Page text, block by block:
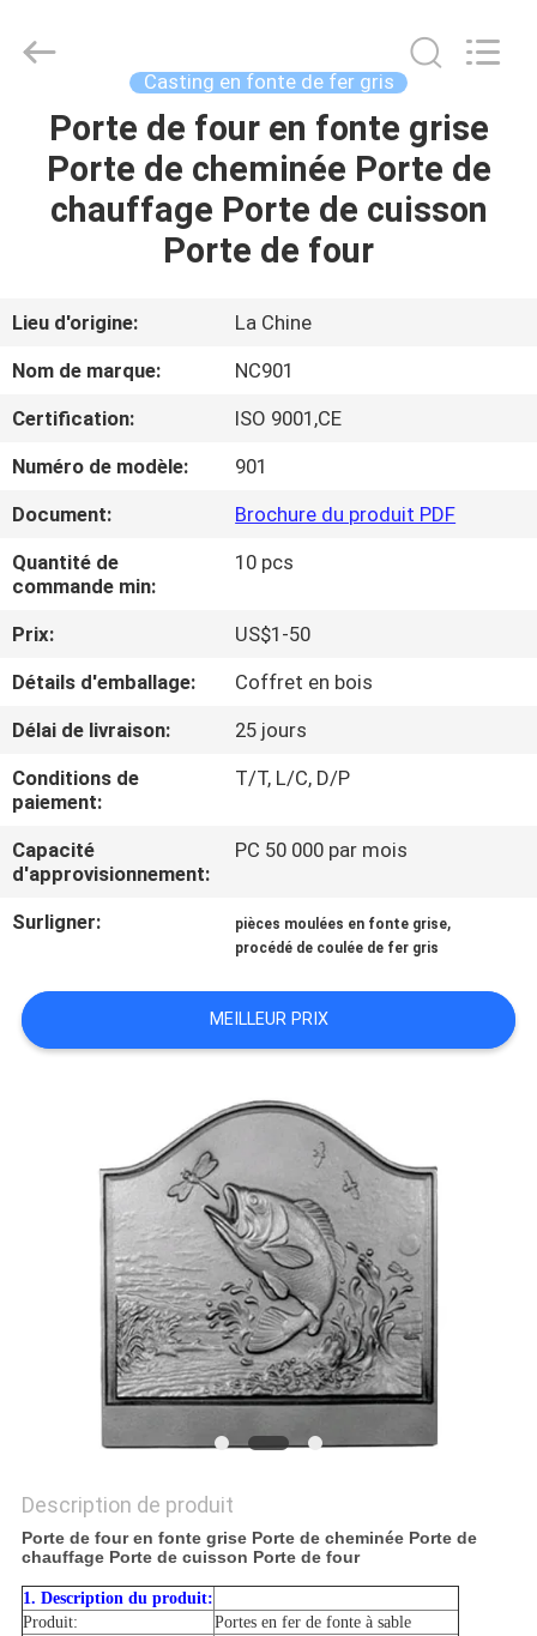
MAISON
VIDÉOS
À
PROPOS
DE
NOUS
VISITE
DE
L'USINE
CONTRÔLE
DE
LA
QUALITÉ
NOUS
CONTACTER
DEMANDEZ
UN DEVIS
DE
CONFIDENTIALITÉ
Sunrise
Foundry
Casting en fonte de fer gris
Porte de four en fonte grise
Porte de cheminée Porte de
chauffage Porte de cuisson
Porte de four
Lieu d'origine:
La Chine
Nom de marque:
NC901
Certification:
ISO 9001,CE
Numéro de modèle:
901
Document:
Brochure du produit PDF
Quantité de
commande min:
10 pcs
Prix:
US$1-50
Détails d'emballage:
Coffret en bois
Délai de livraison:
25 jours
Conditions de
paiement:
T/T, L/C, D/P
Capacité
d'approvisionnement:
PC 50 000 par mois
Surligner: pièces moulées en fonte grise,
procédé de coulée de fer gris
MEILLEUR PRIX
Description de produit
Porte de four en fonte grise Porte de cheminée Porte de
chauffage Porte de cuisson Porte de four
1. Description du produit:
Produit:
Portes en fer de fonte à sable